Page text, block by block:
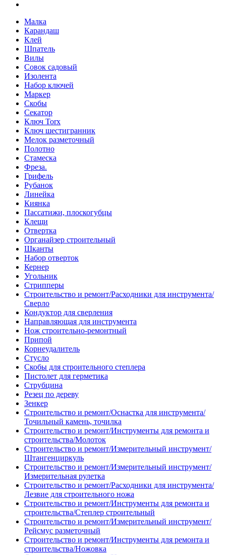
Малка
Карандаш
Клей
Шпатель
Вилы
Совок садовый
Изолента
Набор ключей
Маркер
Скобы
Секатор
Ключ Torx
Ключ шестигранник
Мелок разметочный
Полотно
Стамеска
Фреза.
Грифель
Рубанок
Линейка
Киянка
Пассатижи, плоскогубцы
Клещи
Отвертка
Органайзер строительный
Шканты
Набор отверток
Кернер
Угольник
Стрипперы
Строительство и ремонт/Расходники для инструмента/
Сверло
Кондуктор для сверления
Направляющая для инструмента
Нож строительно-ремонтный
Припой
Корнеудалитель
Стусло
Скобы для строительного степлера
Пистолет для герметика
Струбцина
Резец по дереву
Зенкер
Строительство и ремонт/Оснастка для инструмента/
Точильный камень, точилка
Строительство и ремонт/Инструменты для ремонта и
строительства/Молоток
Строительство и ремонт/Измерительный инструмент/
Штангенциркуль
Строительство и ремонт/Измерительный инструмент/
Измерительная рулетка
Строительство и ремонт/Расходники для инструмента/
Лезвие для строительного ножа
Строительство и ремонт/Инструменты для ремонта и
строительства/Степлер строительный
Строительство и ремонт/Измерительный инструмент/
Рейсмус разметочный
Строительство и ремонт/Инструменты для ремонта и
строительства/Ножовка